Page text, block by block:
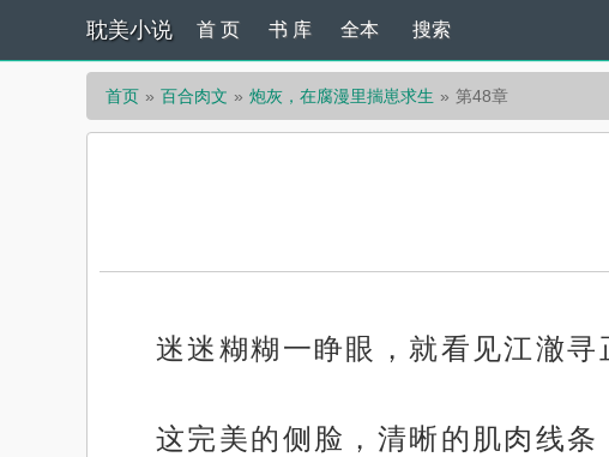
耽美小说 首 页 书 库 全本 搜索
首页 百合肉文 炮灰，在腐漫里揣崽求生 第48章
迷迷糊糊一睁眼，就看见江澈寻
这完美的侧脸，清晰的肌肉线